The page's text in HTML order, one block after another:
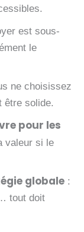
est sous-
le
ne choisissez
être solide.
pour les
valeur si le
globale :
tout doit